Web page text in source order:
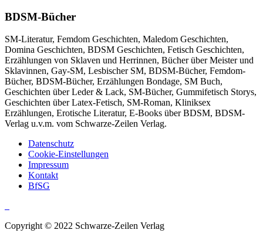
BDSM-Bücher
SM-Literatur, Femdom Geschichten, Maledom Geschichten,
Domina Geschichten, BDSM Geschichten, Fetisch Geschichten,
Erzählungen von Sklaven und Herrinnen, Bücher über Meister und
Sklavinnen, Gay-SM, Lesbischer SM, BDSM-Bücher, Femdom-
Bücher, BDSM-Bücher, Erzählungen Bondage, SM Buch,
Geschichten über Leder & Lack, SM-Bücher, Gummifetisch Storys,
Geschichten über Latex-Fetisch, SM-Roman, Kliniksex
Erzählungen, Erotische Literatur, E-Books über BDSM, BDSM-
Verlag u.v.m. vom Schwarze-Zeilen Verlag.
Datenschutz
Cookie-Einstellungen
Impressum
Kontakt
BfSG
Copyright © 2022 Schwarze-Zeilen Verlag